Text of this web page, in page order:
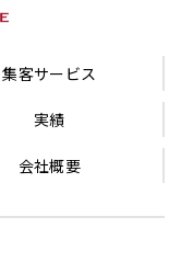
集客サービス
実績
会社概要